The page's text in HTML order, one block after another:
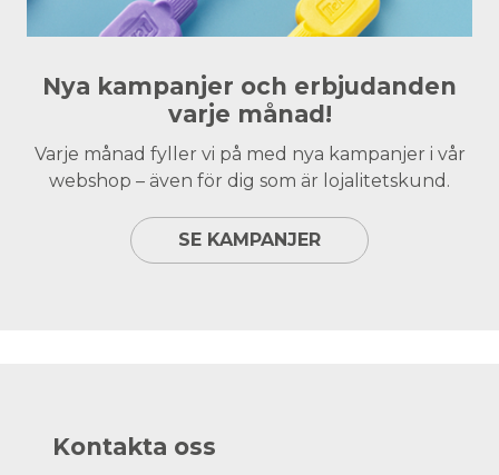
Nya kampanjer och erbjudanden
varje månad!
Varje månad fyller vi på med nya kampanjer i vår
webshop – även för dig som är lojalitetskund.
SE KAMPANJER
Kontakta oss